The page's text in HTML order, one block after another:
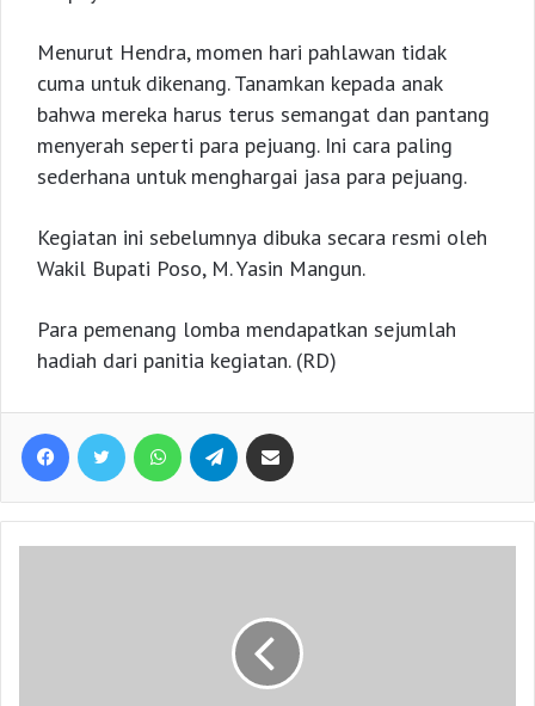
Menurut Hendra, momen hari pahlawan tidak
cuma untuk dikenang. Tanamkan kepada anak
bahwa mereka harus terus semangat dan pantang
menyerah seperti para pejuang. Ini cara paling
sederhana untuk menghargai jasa para pejuang.
Kegiatan ini sebelumnya dibuka secara resmi oleh
Wakil Bupati Poso, M. Yasin Mangun.
Para pemenang lomba mendapatkan sejumlah
hadiah dari panitia kegiatan. (RD)
Facebook Twitter WhatsApp Telegram